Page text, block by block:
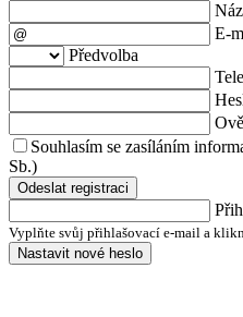
E-
Předvolba
Souhlasím se zasíláním
Sb.)
Odeslat registraci
Vyplňte svůj přihlašovací e-mail a
Nastavit nové heslo